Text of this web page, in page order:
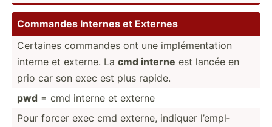
Commandes Internes et Externes
Certaines commandes ont une implém­ent­ation
interne et externe. La cmd interne est lancée en
prio car son exec est plus rapide.
pwd = cmd interne et externe
Pour forcer exec cmd externe, indiquer l’empl­